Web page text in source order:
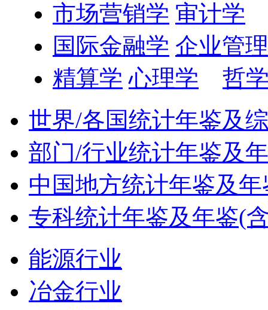
市场营销学 审计学
国际金融学 企业管
精算学 心理学
哲
世界/各国统计年鉴及
部门/行业统计年鉴及
中国地方统计年鉴及
专科统计年鉴及年鉴(
能源行业
冶金行业